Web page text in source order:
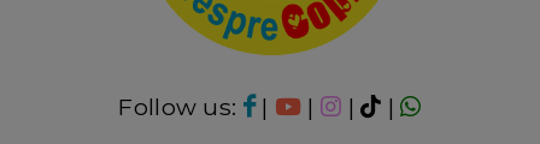
Follow us: | | |
|